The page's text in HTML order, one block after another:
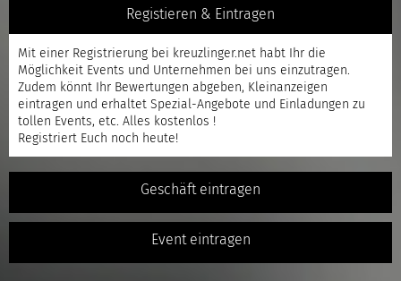
Registieren & Eintragen
Mit einer Registrierung bei kreuzlinger.net habt Ihr die
Möglichkeit Events und Unternehmen bei uns einzutragen.
Zudem könnt Ihr Bewertungen abgeben, Kleinanzeigen
eintragen und erhaltet Spezial-Angebote und Einladungen zu
tollen Events, etc. Alles kostenlos !
Registriert Euch noch heute!
Geschäft eintragen
Event eintragen